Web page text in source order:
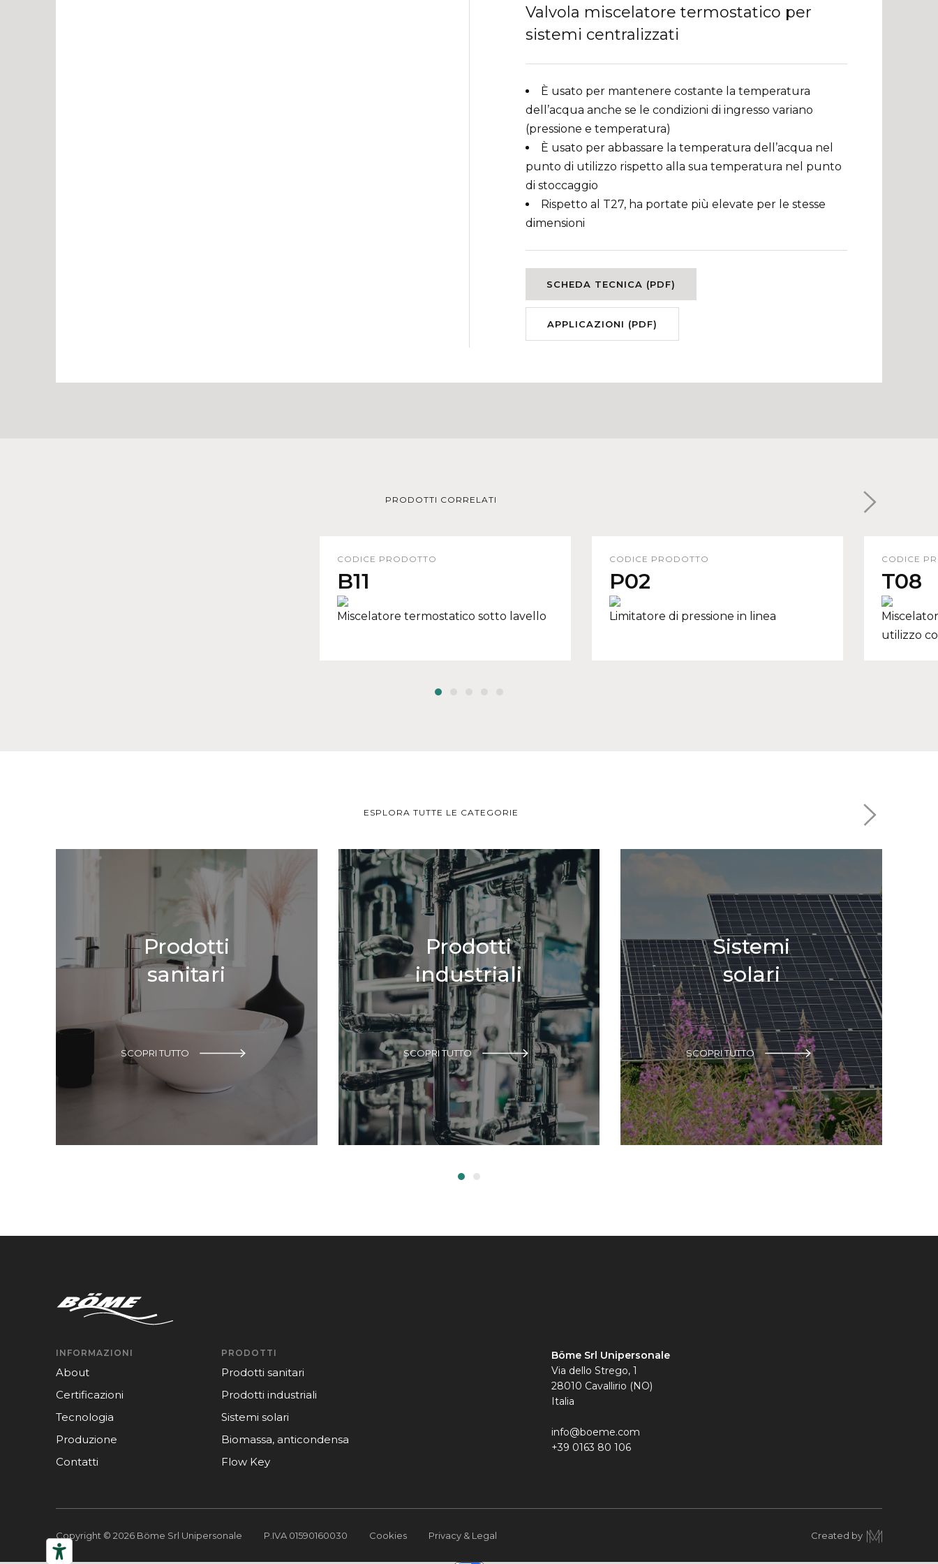
Valvola miscelatore termostatico per
sistemi centralizzati
È usato per mantenere costante la temperatura
dell’acqua anche se le condizioni di ingresso variano
(pressione e temperatura)
È usato per abbassare la temperatura dell’acqua nel
punto di utilizzo rispetto alla sua temperatura nel punto
di stoccaggio
Rispetto al T27, ha portate più elevate per le stesse
dimensioni
SCHEDA TECNICA (PDF)
APPLICAZIONI (PDF)
PRODOTTI CORRELATI
CODICE PRODOTTO
B11
Miscelatore termostatico sotto lavello
CODICE PRODOTTO
P02
Limitatore di pressione in linea
CODICE
T08
utilizzo
ESPLORA TUTTE LE CATEGORIE
Prodotti
sanitari
SCOPRI TUTTO
Prodotti
industriali
SCOPRI TUTTO
Sistemi
solari
SCOPRI TUTTO
INFORMAZIONI
about
certificazioni
tecnologia
produzione
contatti
PRODOTTI
Prodotti sanitari
Prodotti industriali
Sistemi solari
Biomassa, anticondensa
Flow Key
Böme Srl Unipersonale
Via dello Strego, 1
28010 Cavallirio (NO)
Italia
info@boeme.com
+39 0163 80 106
Copyright © 2026 Böme Srl Unipersonale P.IVA 01590160030 Cookies Privacy & Legal Created by